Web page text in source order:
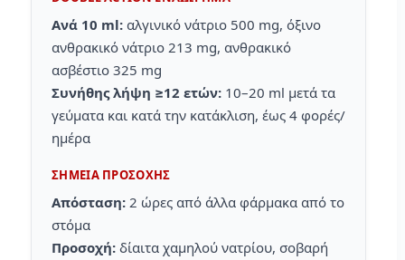
Ανά 10 ml: αλγινικό νάτριο 500 mg, όξινο
ανθρακικό νάτριο 213 mg, ανθρακικό
ασβέστιο 325 mg
Συνήθης λήψη ≥12 ετών: 10–20 ml μετά τα
γεύματα και κατά την κατάκλιση, έως 4 φορές/
ημέρα
ΣΗΜΕΊΑ ΠΡΟΣΟΧΉΣ
Απόσταση: 2 ώρες από άλλα φάρμακα από το
στόμα
Προσοχή: δίαιτα χαμηλού νατρίου, σοβαρή